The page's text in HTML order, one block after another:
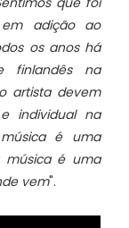
adição ao
os anos há
finlandês na
artista devem
individual na
é uma
música é uma
vem".